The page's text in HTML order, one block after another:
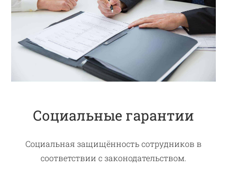
Социальные гарантии
Социальная защищённость сотрудников в
соответствии с законодательством.